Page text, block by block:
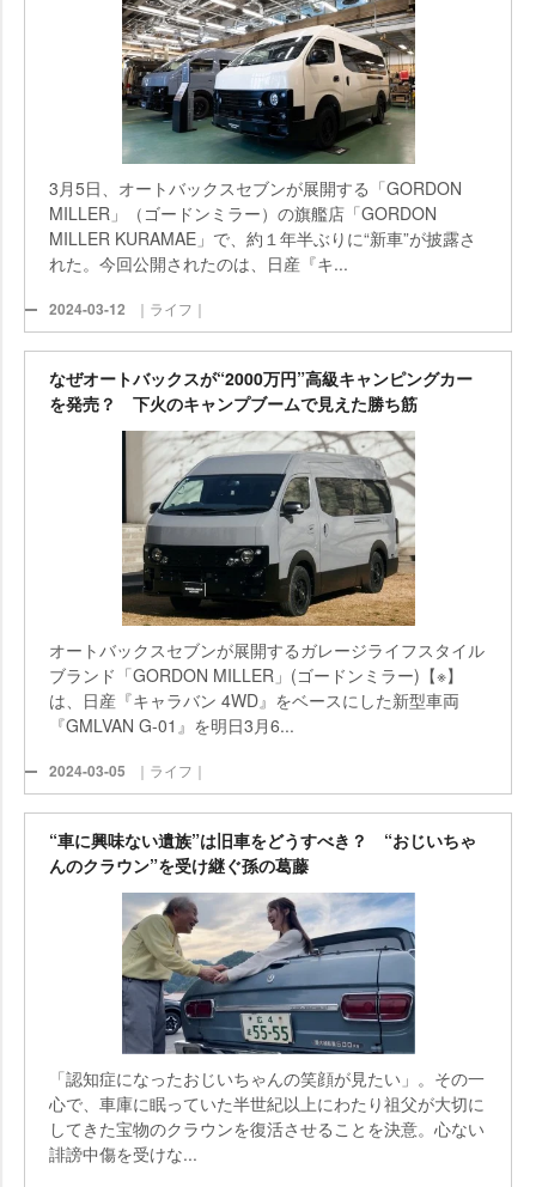
3月5日、オートバックスセブンが展開する「GORDON
MILLER」（ゴードンミラー）の旗艦店「GORDON
MILLER KURAMAE」で、約１年半ぶりに“新車”が披露さ
れた。今回公開されたのは、日産『キ...
2024-03-12 ｜ライフ｜
なぜオートバックスが“2000万円”高級キャンピングカー
を発売？ 下火のキャンプブームで見えた勝ち筋
オートバックスセブンが展開するガレージライフスタイル
ブランド「GORDON MILLER」(ゴードンミラー)【※】
は、日産『キャラバン 4WD』をベースにした新型車両
『GMLVAN G-01』を明日3月6...
2024-03-05 ｜ライフ｜
“車に興味ない遺族”は旧車をどうすべき？ “おじいちゃ
んのクラウン”を受け継ぐ孫の葛藤
「認知症になったおじいちゃんの笑顔が見たい」。その一
心で、車庫に眠っていた半世紀以上にわたり祖父が大切に
してきた宝物のクラウンを復活させることを決意。心ない
誹謗中傷を受けな...